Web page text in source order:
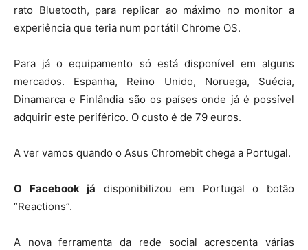
rato Bluetooth, para replicar ao máximo no monitor a
experiência que teria num portátil Chrome OS.
Para já o equipamento só está disponível em alguns
mercados. Espanha, Reino Unido, Noruega, Suécia,
Dinamarca e Finlândia são os países onde já é possível
adquirir este periférico. O custo é de 79 euros.
A ver vamos quando o Asus Chromebit chega a Portugal.
O Facebook já disponibilizou em Portugal o botão
“Reactions”.
A nova ferramenta da rede social acrescenta várias